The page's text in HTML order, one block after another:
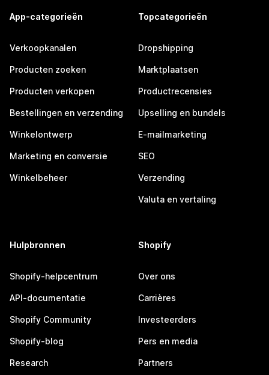
App-categorieën
Verkoopkanalen
Producten zoeken
Producten verkopen
Bestellingen en verzending
Winkelontwerp
Marketing en conversie
Winkelbeheer
Topcategorieën
Dropshipping
Marktplaatsen
Productrecensies
Upselling en bundels
E-mailmarketing
SEO
Verzending
Valuta en vertaling
Hulpbronnen
Shopify-helpcentrum
API-documentatie
Shopify Community
Shopify-blog
Research
Shopify
Over ons
Carrières
Investeerders
Pers en media
Partners